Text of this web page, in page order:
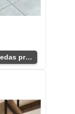
Isla de cocina industrial con ruedas prácticas